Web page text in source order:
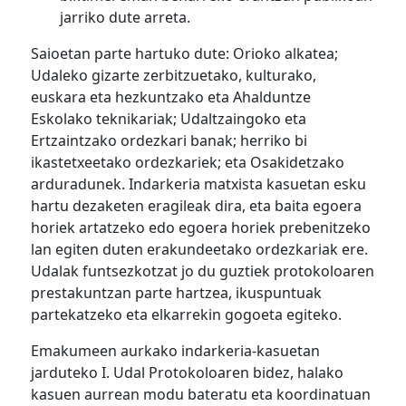
jarriko dute arreta.
Saioetan parte hartuko dute: Orioko alkatea;
Udaleko gizarte zerbitzuetako, kulturako,
euskara eta hezkuntzako eta Ahalduntze
Eskolako teknikariak; Udaltzaingoko eta
Ertzaintzako ordezkari banak; herriko bi
ikastetxeetako ordezkariek; eta Osakidetzako
arduradunek. Indarkeria matxista kasuetan esku
hartu dezaketen eragileak dira, eta baita egoera
horiek artatzeko edo egoera horiek prebenitzeko
lan egiten duten erakundeetako ordezkariak ere.
Udalak funtsezkotzat jo du guztiek protokoloaren
prestakuntzan parte hartzea, ikuspuntuak
partekatzeko eta elkarrekin gogoeta egiteko.
Emakumeen aurkako indarkeria-kasuetan
jarduteko I. Udal Protokoloaren bidez, halako
kasuen aurrean modu bateratu eta koordinatuan